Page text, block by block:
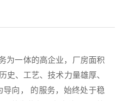
为一体的高企业，厂房面积
、工艺、技术力量雄厚、
向， 的服务，始终处于稳